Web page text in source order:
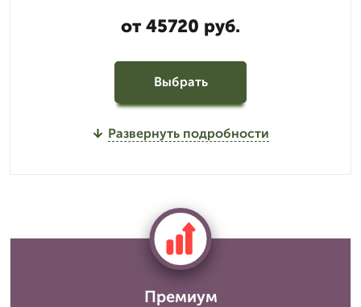
от 45720 руб.
Выбрать
Развернуть подробности
Премиум